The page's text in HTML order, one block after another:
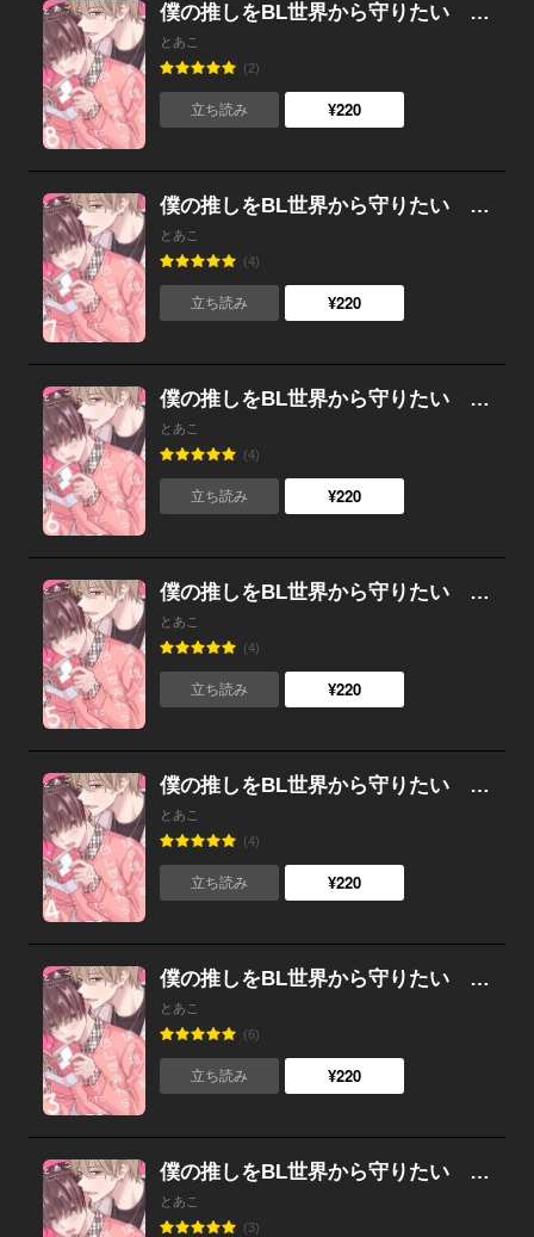
僕の推しをBL世界から守りたい （8）
とあこ
(2)
立ち読み ¥220
僕の推しをBL世界から守りたい （7）
とあこ
(4)
立ち読み ¥220
僕の推しをBL世界から守りたい （6）
とあこ
(4)
立ち読み ¥220
僕の推しをBL世界から守りたい （5）
とあこ
(4)
立ち読み ¥220
僕の推しをBL世界から守りたい （4）
とあこ
(4)
立ち読み ¥220
僕の推しをBL世界から守りたい （3）
とあこ
(6)
立ち読み ¥220
僕の推しをBL世界から守りたい （2）
とあこ
(3)